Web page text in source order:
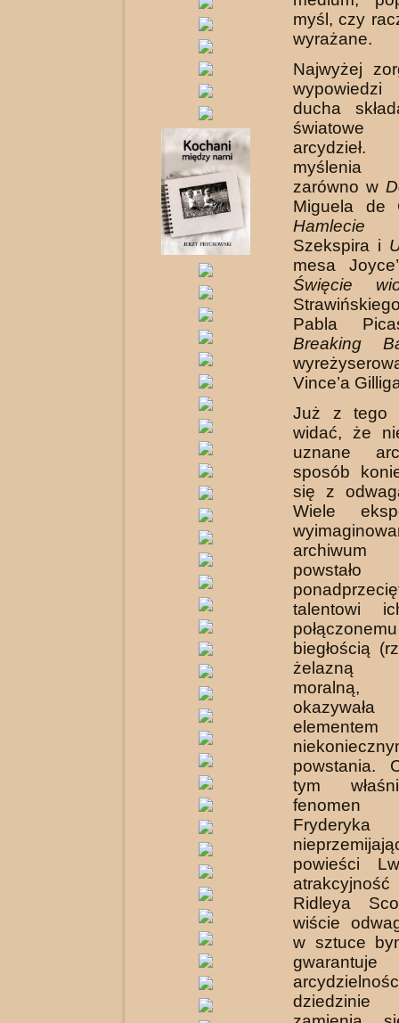
myśl, czy
wyrażane.
Najwyżej
ducha
światowe
myślenia
zarówno w
Miguela de
Hamlecie
Szekspira i
mesa
Święcie
Pabla
Breaking
Vince’a
Już z tego
widać, że
uznane
sposób
się z
Wiele
archiwum
talentowi
biegłością
żelazną
elementem
powstania.
tym
powieści
Ridleya
wiście
w sztuce